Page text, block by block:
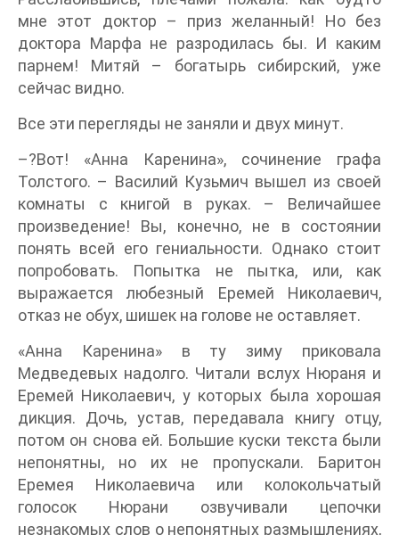
мне этот доктор – приз желанный! Но без
доктора Марфа не разродилась бы. И каким
парнем! Митяй – богатырь сибирский, уже
сейчас видно.
Все эти перегляды не заняли и двух минут.
–?Вот! «Анна Каренина», сочинение графа
Толстого. – Василий Кузьмич вышел из своей
комнаты с книгой в руках. – Величайшее
произведение! Вы, конечно, не в состоянии
понять всей его гениальности. Однако стоит
попробовать. Попытка не пытка, или, как
выражается любезный Еремей Николаевич,
отказ не обух, шишек на голове не оставляет.
«Анна Каренина» в ту зиму приковала
Медведевых надолго. Читали вслух Нюраня и
Еремей Николаевич, у которых была хорошая
дикция. Дочь, устав, передавала книгу отцу,
потом он снова ей. Большие куски текста были
непонятны, но их не пропускали. Баритон
Еремея Николаевича или колокольчатый
голосок Нюрани озвучивали цепочки
незнакомых слов о непонятных размышлениях,